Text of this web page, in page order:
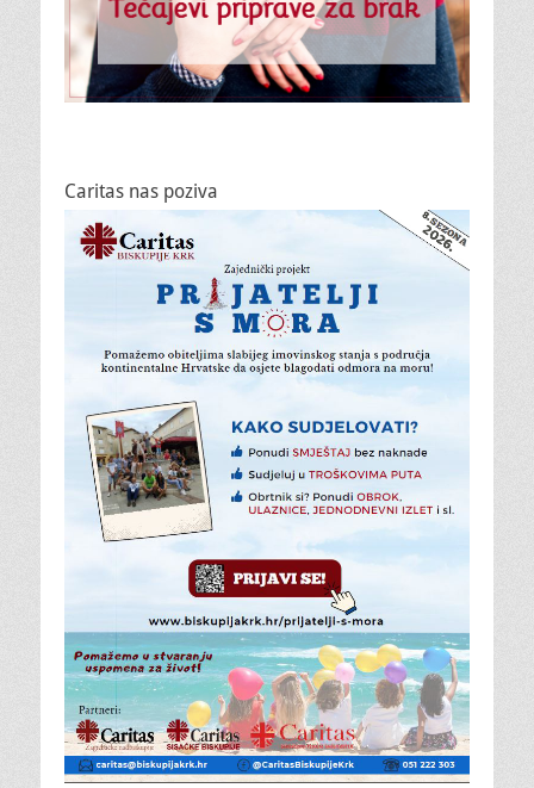
Caritas nas poziva